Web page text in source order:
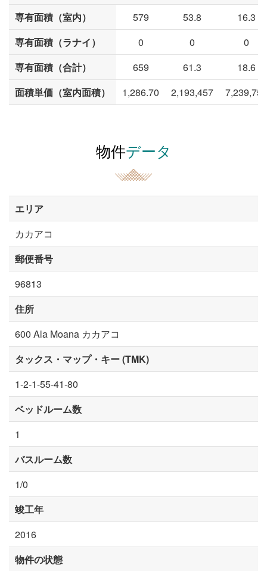
専有面積（室内）
579 53.8
16.3
専有面積（ラナイ）
0 0
0
専有面積（合計）
659 61.3
18.6
面積単価（室内面積）
1,286.70 2,193,457 7,239,755
物件データ
エリア
カカアコ
郵便番号
96813
住所
600 Ala Moana カカアコ
タックス・マップ・キー (TMK)
1-2-1-55-41-80
ベッドルーム数
1
バスルーム数
1/0
竣工年
2016
物件の状態